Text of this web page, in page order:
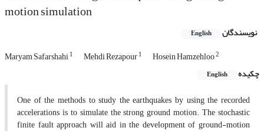
motion simulation
نویسندگان English
Maryam Safarshahi1 Mehdi Rezapour1 Hosein Hamzehloo2
چکیده English
One of the methods to study the earthquakes by using the recorded
accelerations is to simulate the strong ground motion. The stochastic
finite fault approach will aid in the development of ground-motion